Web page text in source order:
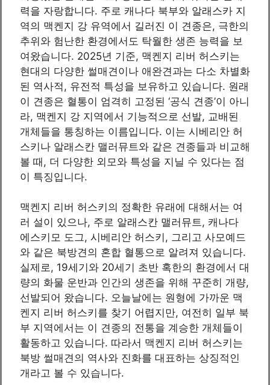
력을 자랑합니다. 주로 캐나다 북부와 알래스카 지
역의 맥켄지 강 유역에서 길러진 이 견종은, 극한의
추위와 험난한 환경에서도 탁월한 생존 능력을 보
여왔습니다. 2025년 기준, 맥켄지 리버 허스키는
현대의 다양한 썰매견이나 애완견과는 다소 차별화
된 역사적, 유전적 특성을 보유하고 있습니다. 원래
이 견종은 혈통이 엄격히 고정된 ‘공식 견종’이 아니
라, 맥켄지 강 지역에서 기능적으로 선발, 교배된
개체들을 통칭하는 이름입니다. 이는 시베리안 허
스키나 알래스칸 맬러뮤트와 같은 견종들과 비교해
볼 때, 더 다양한 외모와 특성을 지닐 수 있다는 점
이 특징입니다.
맥켄지 리버 허스키의 정확한 유래에 대해서는 여
러 설이 있으나, 주로 알래스칸 맬러뮤트, 캐나다
에스키모 도그, 시베리안 허스키, 그리고 사모예드
와 같은 북방견의 혼합 혈통으로 알려져 있습니다.
실제로, 19세기와 20세기 초반 혹한의 환경에서 대
량의 화물 운반과 인간의 생존을 위해 꾸준히 개량,
선발되어 왔습니다. 오늘날에는 원형에 가까운 맥
켄지 리버 허스키를 찾기 어렵지만, 여전히 일부 북
부 지역에서는 이 견종의 전통을 계승한 개체들이
활동하고 있습니다. 따라서 맥켄지 리버 허스키는
북방 썰매견의 역사와 진화를 대표하는 상징적인
개라고 볼 수 있습니다.